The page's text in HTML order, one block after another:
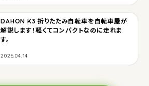
DAHON K3 折りたたみ自転車を自転車屋が
解説します！軽くてコンパクトなのに走れま
す。
2026.04.14